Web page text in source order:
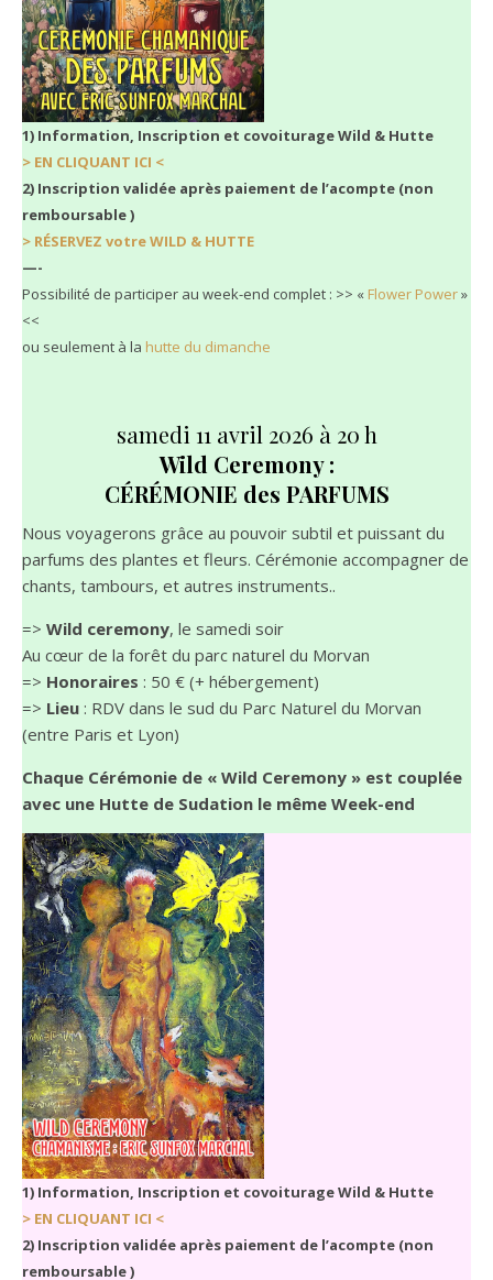
1) Information, Inscription et covoiturage Wild & Hutte
> EN CLIQUANT ICI <
2) Inscription validée après paiement de l’acompte (non
remboursable )
> RÉSERVEZ votre WILD & HUTTE
—-
Possibilité de participer au week-end complet : >> « Flower Power»
<<
ou seulement à la hutte du dimanche
samedi 11 avril 2026 à 20 h
Wild Ceremony :
CÉRÉMONIE des PARFUMS
Nous voyagerons grâce au pouvoir subtil et puissant du
parfums des plantes et fleurs. Cérémonie accompagner de
chants, tambours, et autres instruments..
=> Wild ceremony, le samedi soir
Au cœur de la forêt du parc naturel du Morvan
=> Honoraires : 50 € (+ hébergement)
=> Lieu : RDV dans le sud du Parc Naturel du Morvan
(entre Paris et Lyon)
Chaque Cérémonie de « Wild Ceremony » est couplée
avec une Hutte de Sudation le même Week-end
1) Information, Inscription et covoiturage Wild & Hutte
> EN CLIQUANT ICI <
2) Inscription validée après paiement de l’acompte (non
remboursable )